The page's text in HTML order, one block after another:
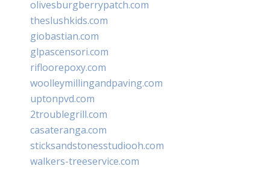
olivesburgberrypatch.com
theslushkids.com
giobastian.com
glpascensori.com
rifloorepoxy.com
woolleymillingandpaving.com
uptonpvd.com
2troublegrill.com
casateranga.com
sticksandstonesstudiooh.com
walkers-treeservice.com